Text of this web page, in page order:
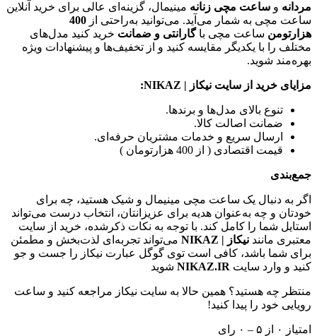
مردانه و ساعت مچی زنانه مینیمال، گزینه‌ای عالی برای خرید آنلاین
ساعت مچی به شمار می‌آید. می‌توانید به‌راحتی از 400
هزارتومن ساعت مچی باگارانتی و ضمانت خرید کنید مدل‌های
مختلف را با یکدیگر مقایسه کنید و از تخفیف‌ها و پیشنهادات ویژه
بهره‌مند شوید.
مزایای خرید از سایت نیکاز | NIKAZ :
تنوع بالای مدل‌ها و برندها.
ضمانت اصالت کالا.
ارسال سریع و خدمات مشتریان حرفه‌ای.
قیمت اقتصادی ( از 400 هزارتومان )
جمع‌بندی
اگر به دنبال یک ساعت مچی مینیمال و شیک هستید، چه برای
خودتان و چه به‌عنوان هدیه برای عزیزانتان، انتخاب درست می‌تواند
استایل شما را کامل کند. با توجه به نکات ذکرشده، خرید از سایت
معتبری مانند نیکاز | NIKAZ
می‌تواند تجربه‌ای لذت‌بخش و مطمئن
برای شما باشد، کافی است توی گوگل عبارت نیکاز را جست و جو
کنید و وارد سایت NIKAZ.IR شوید
منتظر چه هستید؟ همین حالا به سایت نیکاز مراجعه کنید و ساعت
رویایی خود را پیدا کنید!
امتیاز ۰ از ۵ – ۰ رای